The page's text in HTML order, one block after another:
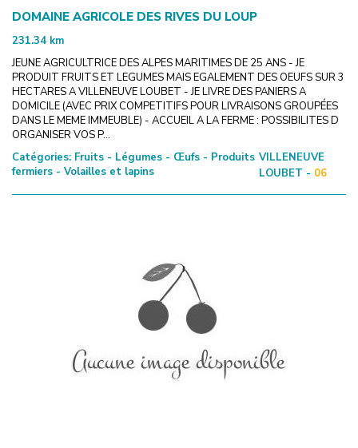
DOMAINE AGRICOLE DES RIVES DU LOUP
231.34 km
JEUNE AGRICULTRICE DES ALPES MARITIMES DE 25 ANS - JE
PRODUIT FRUITS ET LEGUMES MAIS EGALEMENT DES OEUFS SUR 3
HECTARES A VILLENEUVE LOUBET - JE LIVRE DES PANIERS A
DOMICILE (AVEC PRIX COMPETITIFS POUR LIVRAISONS GROUPÉES
DANS LE MEME IMMEUBLE) - ACCUEIL A LA FERME : POSSIBILITES D
ORGANISER VOS P...
Catégories: Fruits - Légumes - Œufs - Produits
fermiers - Volailles et lapins
VILLENEUVE
LOUBET - 06